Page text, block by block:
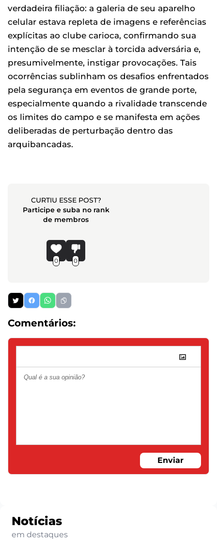
verdadeira filiação: a galeria de seu aparelho
celular estava repleta de imagens e referências
explícitas ao clube carioca, confirmando sua
intenção de se mesclar à torcida adversária e,
presumivelmente, instigar provocações. Tais
ocorrências sublinham os desafios enfrentados
pela segurança em eventos de grande porte,
especialmente quando a rivalidade transcende
os limites do campo e se manifesta em ações
deliberadas de perturbação dentro das
arquibancadas.
CURTIU ESSE POST?
Participe e suba no rank
de membros
0 0
Comentários:
Enviar
Notícias
em destaques